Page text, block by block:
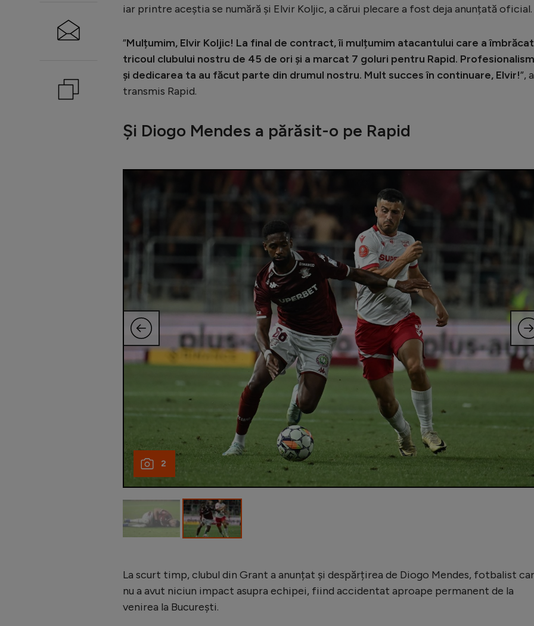
iar printre aceștia se numără și Elvir Koljic, a cărui plecare a fost deja anunțată oficial.
”Mulțumim, Elvir Koljic! La final de contract, îi mulțumim atacantului care a îmbrăcat
tricoul clubului nostru de 45 de ori și a marcat 7 goluri pentru Rapid.
și dedicarea ta au făcut parte din drumul nostru. Mult succes în continuare, Elvir!”, a
transmis Rapid.
Și Diogo Mendes a părăsit-o pe Rapid
2
La scurt timp, clubul din Grant a anunțat și despărțirea de Diogo Mendes, fotbalist
nu a avut niciun impact asupra echipei, fiind accidentat aproape permanent de la
venirea la București.